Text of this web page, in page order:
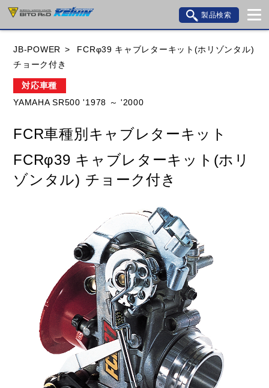
製品検索
車種検索
HONDA YAMAHA
KAWASAKI BMW DUCATI GILERA
HUSQVANA KTM MOTO GUZZI
TRIUMPH
閉じる
JB-POWER
FCRφ39 キャブレターキット(ホリゾンタル)
チョーク付き
対応車種
YAMAHA SR500 '1978 ～ '2000
FCR車種別キャブレターキット
FCRφ39 キャブレターキット(ホリ
ゾンタル) チョーク付き